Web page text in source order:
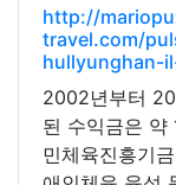
http://
travel.com/
hullyunghan-
2002년부터
된 수익금은
민체육진흥기